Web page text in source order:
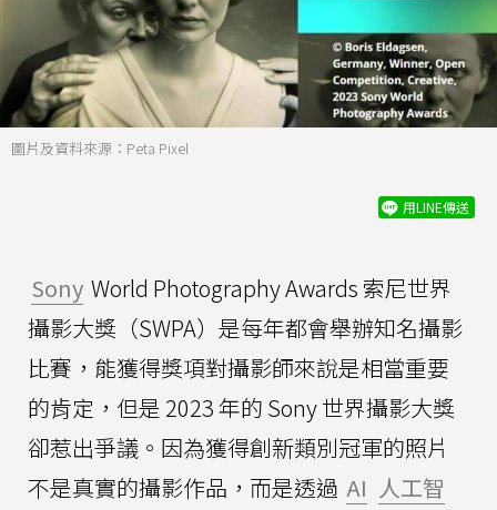
圖片及資料來源：Peta Pixel
用LINE傳送
Sony World Photography Awards 索尼世界
攝影大獎（SWPA）是每年都會舉辦知名攝影
比賽，能獲得獎項對攝影師來說是相當重要
的肯定，但是 2023 年的 Sony 世界攝影大獎
卻惹出爭議。因為獲得創新類別冠軍的照片
不是真實的攝影作品，而是透過 AI 人工智